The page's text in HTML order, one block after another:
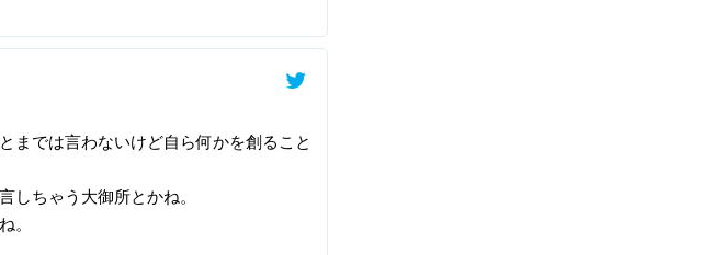
までは言わないけど自ら何かを創ること
しちゃう大御所とかね。
。